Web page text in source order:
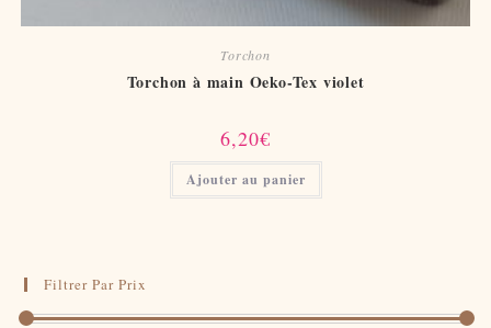
Torchon
Torchon à main Oeko-Tex violet
6,20€
Ajouter au panier
Filtrer Par Prix